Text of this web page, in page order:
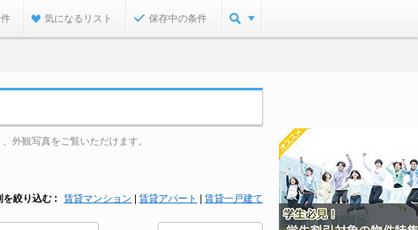
気になるリスト 保存中の条件
外観写真をご覧いただけます。
を絞り込む 賃貸マンション 賃貸アパート 賃貸一戸建て